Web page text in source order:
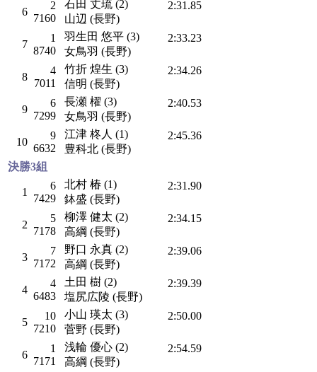
6
2
7160
石田 丈琉 (2)
山辺 (長野)
2:31.85
7
1
8740
羽生田 悠平 (3)
女鳥羽 (長野)
2:33.23
8
4
7011
竹折 煌生 (3)
信明 (長野)
2:34.26
9
6
7299
長瀬 櫂 (3)
女鳥羽 (長野)
2:40.53
10
9
6632
江津 柊人 (1)
豊科北 (長野)
2:45.36
決勝3組
1
6
7429
北村 椿 (1)
鉢盛 (長野)
2:31.90
2
5
7178
柳澤 健太 (2)
高綱 (長野)
2:34.15
3
7
7172
野口 永真 (2)
高綱 (長野)
2:39.06
4
4
6483
土田 樹 (2)
塩尻広陵 (長野)
2:39.39
5
10
7210
小山 瑛太 (3)
菅野 (長野)
2:50.00
6
1
7171
浅輪 優心 (2)
高綱 (長野)
2:54.59